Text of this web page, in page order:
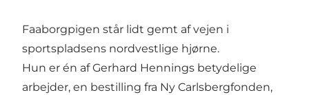
Faaborgpigen står lidt gemt af vejen i
sportspladsens nordvestlige hjørne.
Hun er én af Gerhard Hennings betydelige
arbejder, en bestilling fra Ny Carlsbergfonden,